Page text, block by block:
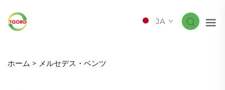
JA
ホーム > メルセデス・ベンツ